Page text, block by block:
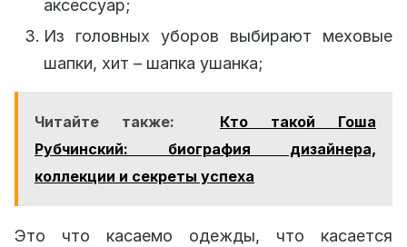
аксессуар;
Из головных уборов выбирают меховые
шапки, хит – шапка ушанка;
Читайте также:
Кто такой Гоша
Рубчинский: биография дизайнера,
коллекции и секреты успеха
Это что касаемо одежды, что касается